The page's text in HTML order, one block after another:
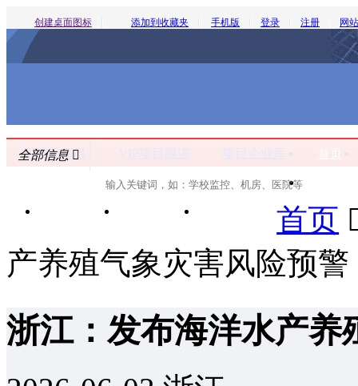
创建桌面图标 添加到收藏夹 手机版 登录 注册 网
招投标项目
全部信息 
购
中标公
变更公
告
首页
产养殖气象灾害风险预警
浙江：发布海洋水产养